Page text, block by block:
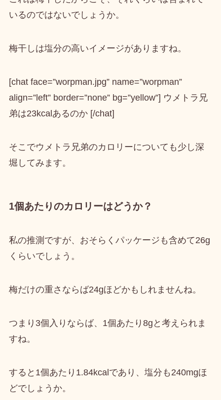
いるのではないでしょうか。
梅干しは塩分の高いイメージがありますね。
[chat face=”worpman.jpg” name=”worpman”
align=”left” border=”none” bg=”yellow”] ウメトラ兄
弟は23kcalあるのか [/chat]
そこでウメトラ兄弟のカロリーについても少し深
堀してみます。
1個あたりのカロリーはどうか？
私の推測ですが、おそらくパッケージも含めて26g
くらいでしょう。
梅だけの重さならば24gほどかもしれませんね。
つまり3個入りならば、 1個あたり8g と考えられま
すね。
すると 1個あたり1.84kcalであり、塩分も240mgほ
どでしょうか。